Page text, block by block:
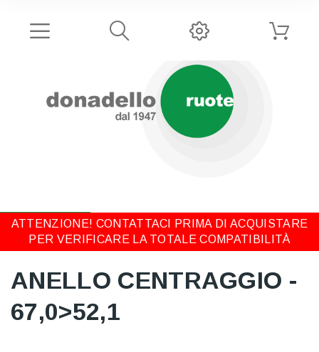
ATTENZIONE! CONTATTACI PRIMA DI ACQUISTARE
PER VERIFICARE LA TOTALE COMPATIBILITÀ
ANELLO CENTRAGGIO -
67,0>52,1